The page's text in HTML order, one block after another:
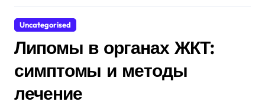
Uncategorised
Липомы в органах ЖКТ:
симптомы и методы
лечение